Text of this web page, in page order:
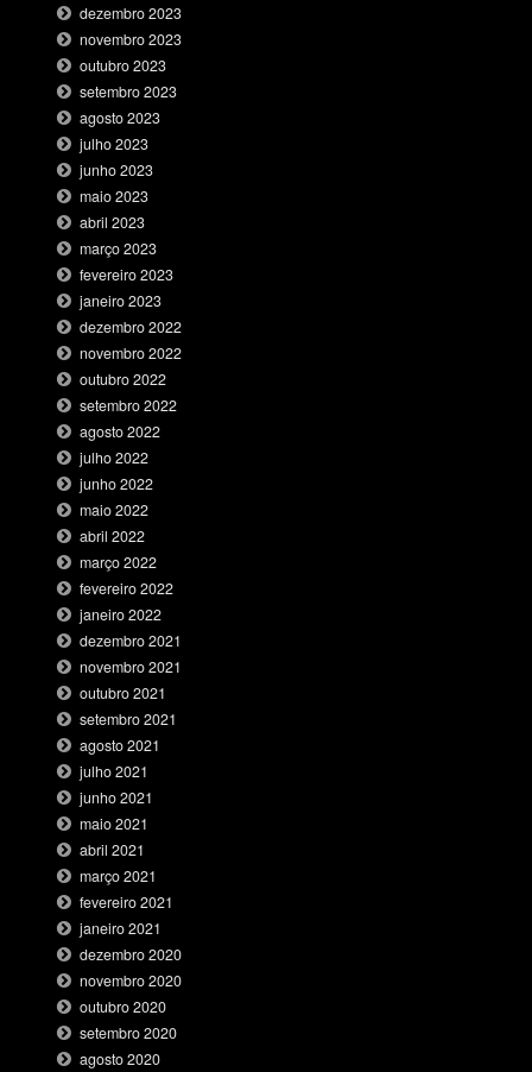
dezembro 2023
novembro 2023
outubro 2023
setembro 2023
agosto 2023
julho 2023
junho 2023
maio 2023
abril 2023
março 2023
fevereiro 2023
janeiro 2023
dezembro 2022
novembro 2022
outubro 2022
setembro 2022
agosto 2022
julho 2022
junho 2022
maio 2022
abril 2022
março 2022
fevereiro 2022
janeiro 2022
dezembro 2021
novembro 2021
outubro 2021
setembro 2021
agosto 2021
julho 2021
junho 2021
maio 2021
abril 2021
março 2021
fevereiro 2021
janeiro 2021
dezembro 2020
novembro 2020
outubro 2020
setembro 2020
agosto 2020